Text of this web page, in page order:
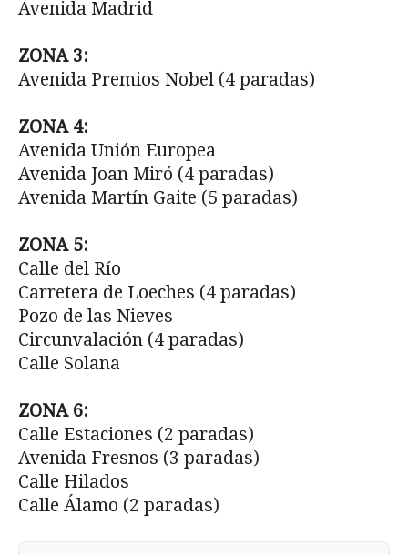
Avenida Madrid
ZONA 3:
Avenida Premios Nobel (4 paradas)
ZONA 4:
Avenida Unión Europea
Avenida Joan Miró (4 paradas)
Avenida Martín Gaite (5 paradas)
ZONA 5:
Calle del Río
Carretera de Loeches (4 paradas)
Pozo de las Nieves
Circunvalación (4 paradas)
Calle Solana
ZONA 6:
Calle Estaciones (2 paradas)
Avenida Fresnos (3 paradas)
Calle Hilados
Calle Álamo (2 paradas)